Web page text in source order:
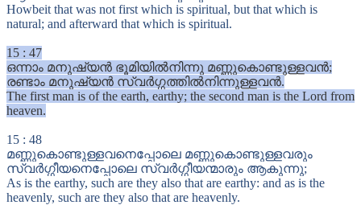
Howbeit that was not first which is spiritual, but that which is
natural; and afterward that which is spiritual.
15 : 47
ഒന്നാം മനുഷ്യൻ ഭൂമിയിൽനിന്നു മണ്ണുകൊണ്ടുള്ളവൻ;
രണ്ടാം മനുഷ്യൻ സ്വർഗ്ഗത്തിൽനിന്നുള്ളവൻ.
The first man is of the earth, earthy; the second man is the Lord from
heaven.
15 : 48
മണ്ണുകൊണ്ടുള്ളവനെപ്പോലെ മണ്ണുകൊണ്ടുള്ളവരും
സ്വർഗ്ഗീയനെപ്പോലെ സ്വർഗ്ഗീയന്മാരും ആകുന്നു;
As is the earthy, such are they also that are earthy: and as is the
heavenly, such are they also that are heavenly.